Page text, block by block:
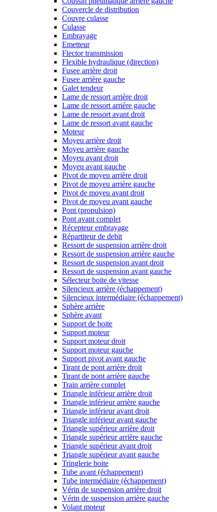
Couvercle de distribution
Couvre culasse
Culasse
Embrayage
Emetteur
Flector transmission
Flexible hydraulique (direction)
Fusee arrière droit
Fusee arrière gauche
Galet tendeur
Lame de ressort arrière droit
Lame de ressort arrière gauche
Lame de ressort avant droit
Lame de ressort avant gauche
Moteur
Moyeu arrière droit
Moyeu arrière gauche
Moyeu avant droit
Moyeu avant gauche
Pivot de moyeu arrière droit
Pivot de moyeu arrière gauche
Pivot de moyeu avant droit
Pivot de moyeu avant gauche
Pont (propulsion)
Pont avant complet
Récepteur embrayage
Répartiteur de debit
Ressort de suspension arrière droit
Ressort de suspension arrière gauche
Ressort de suspension avant droit
Ressort de suspension avant gauche
Sélecteur boite de vitesse
Silencieux arrière (échappement)
Silencieux intermédiaire (échappement)
Sphère arrière
Sphère avant
Support de boite
Support moteur
Support moteur droit
Support moteur gauche
Support pivot avant gauche
Tirant de pont arrière droit
Tirant de pont arrière gauche
Train arrière complet
Triangle inférieur arrière droit
Triangle inférieur arrière gauche
Triangle inférieur avant droit
Triangle inférieur avant gauche
Triangle supérieur arrière droit
Triangle supérieur arrière gauche
Triangle supérieur avant droit
Triangle supérieur avant gauche
Tringlerie boite
Tube avant (échappement)
Tube intermédiaire (échappement)
Vérin de suspension arrière droit
Vérin de suspension arrière gauche
Volant moteur